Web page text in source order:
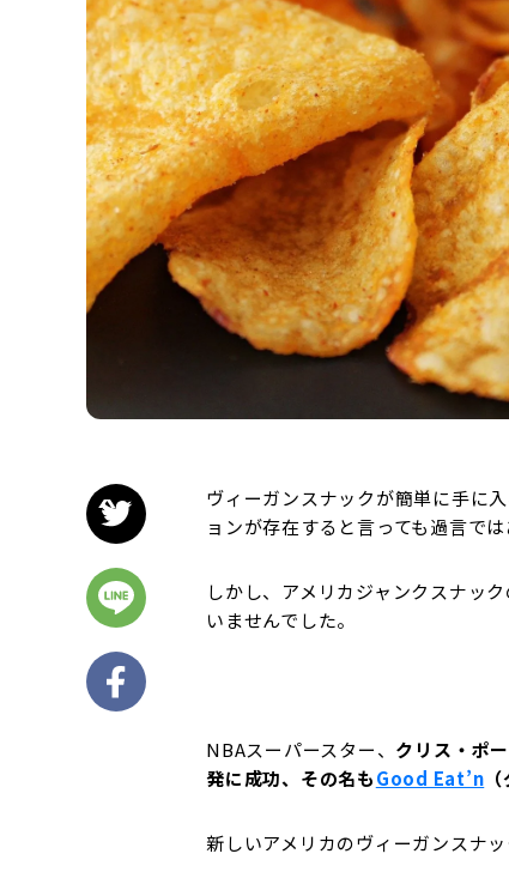
ヴィーガンスナックが簡単に手に
ョンが存在すると言っても過言では
しかし、アメリカジャンクスナッ
いませんでした。
NBAスーパースター、 クリス・ポ
発に成功、その名もGood Eat’n
新しいアメリカのヴィーガンスナッ